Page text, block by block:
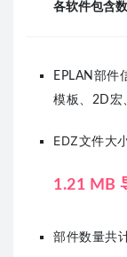
各软件包含
EPLAN部件
模板、2D宏
EDZ文件大
1.21 MB
部件数量共